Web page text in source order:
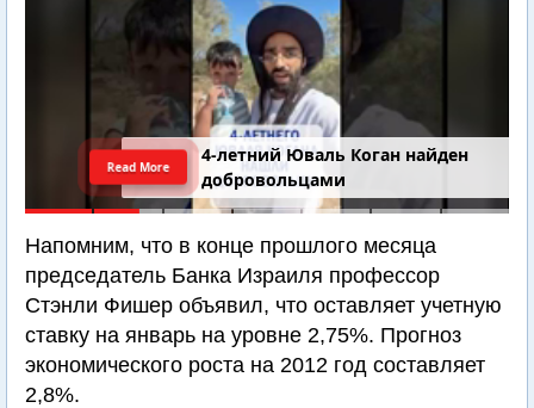
4-летний Юваль Коган найден
добровольцами
Read More
Напомним, что в конце прошлого месяца
председатель Банка Израиля профессор
Стэнли Фишер объявил, что оставляет учетную
ставку на январь на уровне 2,75%. Прогноз
экономического роста на 2012 год составляет
2,8%.